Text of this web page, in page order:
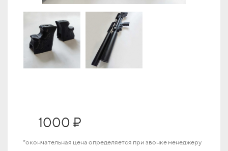
1000 ₽
*окончательная цена определяется при звонке менеджеру